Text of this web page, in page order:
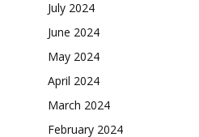
July 2024
June 2024
May 2024
April 2024
March 2024
February 2024